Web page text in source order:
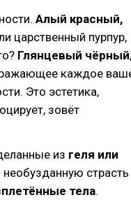
Алый красный,
царственный пурпур,
Глянцевый чёрный,
каждое
Это эстетика,
зовёт
из геля или
страсть
тела.